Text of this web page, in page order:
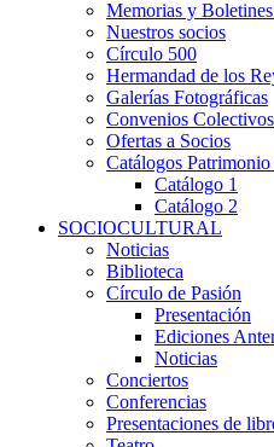
Memorias y
Nuestros socios
Círculo 500
Hermandad de los
Galerías Fotográficas
Convenios Colectivos
Ofertas a Socios
Catálogos
Catálogo 1
Catálogo 2
SOCIOCULTURAL
Noticias
Biblioteca
Círculo de Pasión
Presentación
Ediciones
Noticias
Conciertos
Conferencias
Presentaciones de